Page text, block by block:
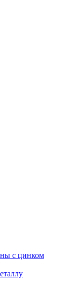
с цинком